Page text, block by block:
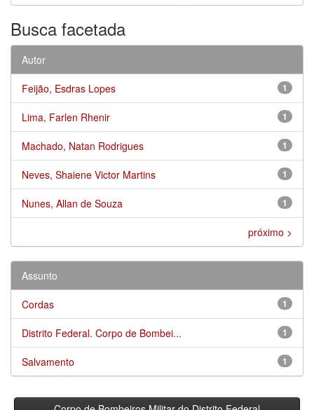
Busca facetada
Autor
1
Feijão, Esdras Lopes
1
Lima, Farlen Rhenir
1
Machado, Natan Rodrigues
1
Neves, Shaiene Victor Martins
1
Nunes, Allan de Souza
próximo >
Assunto
1
Cordas
1
Distrito Federal. Corpo de Bombei...
1
Salvamento